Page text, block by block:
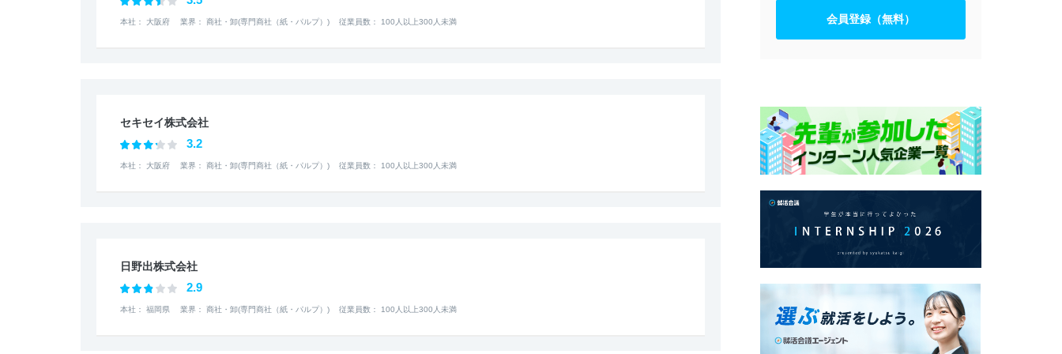
本社： 大阪府 業界： 商社・卸(専門商社（紙・パルプ）) 従業員数： 100人以上300人未満
セキセイ株式会社
3.2
本社： 大阪府 業界： 商社・卸(専門商社（紙・パルプ）) 従業員数： 100人以上300人未満
日野出株式会社
2.9
本社： 福岡県 業界： 商社・卸(専門商社（紙・パルプ）) 従業員数： 100人以上300人未満
会員登録（無料）